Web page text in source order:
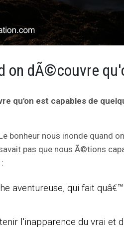
qu'on est capables de
bonheur nous inonde quand
pas que nous Ã©tions
aventureuse, qui fait
l'inapparence du vrai et